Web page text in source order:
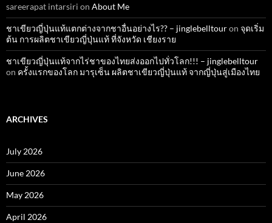
sareerapat intarsiri on About Me
ชาเขียวญี่ปุ่นแท้แตกต่างจากชาอื่นอย่างไร?? – jinglebelltouron จุดเริ่ม
ต้น การผลิตชาเขียวญี่ปุ่นแท้ ที่จังหวัด เชียงราย
ชาเขียวญี่ปุ่นแท้จากไร่ชาของไทยส่งออกไปทั่วโลก!!! – jinglebelltour
on ครั้งแรกของโลก มารุเซ็น ผลิตชาเขียวญี่ปุ่นแท้ จากญี่ปุ่นสู่เมืองไทย
ARCHIVES
July 2026
June 2026
May 2026
April 2026